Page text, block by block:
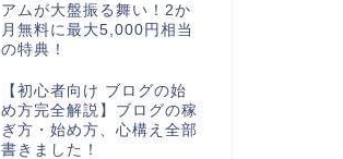
アムが大盤振る舞い！2か
月無料に最大5,000円相当
の特典！
【初心者向け ブログの始
め方完全解説】ブログの稼
ぎ方・始め方、心構え全部
書きました！